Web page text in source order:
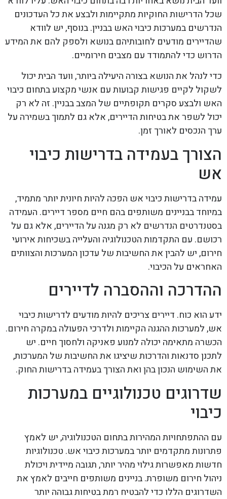
שכל הדרישות החוקיות מתקיימות ולבצע את כל העדכונים
הנדרשים במערכות כיבוי האש בבניין. בנוסף, יש לוודא
שהדיירים מודעים לחובותיהם בנושא ולספק להם את המידע
הדרוש כדי להתמודד עם מצבים חירומיים.
כדי לנהל את הנושא בצורה היעילה ביותר, וועד הבית יכול
לשקול לקיים פגישות קבועות עם אנשי מקצוע בתחום כיבוי
האש ולבצע סקרים תקופתיים של המצב בבניין. זה לא רק
יכול לשפר את בטיחות הדיירים, אלא גם לתמוך בשמירה על
ערך הנכסים לאורך זמן.
הצורך בעמידה בדרישות כיבוי
אש
עמידה בדרישות כיבוי אש הפכה להיות חיונית יותר מתמיד,
במיוחד בבניינים משותפים בהם חיים מספר דיירים. העמידה
בסטנדרטים הנדרשים לא רק מגנה על הדיירים, אלא גם על
רכושם. עם התקדמות הטכנולוגיה והעלייה בשכיחות אירועי
חירום, יש להבין את החשיבות של עדכון המערכות והצוותים
האחראים על הכיבוי.
ההדרכה וההסברה לדיירים
ידע הוא כוח. דיירים צריכים להיות מודעים לדרישות כיבוי
אש, למערכות ההגנה הקיימות ולדרכי הפעולה במקרה חירום.
הכשרה מתאימה יכולה למנוע פאניקה ולחסוך חיים. יש
לתכנן סדנאות והדרכות שיציגו את החשיבות של המערכות,
את השימוש הנכון בהן ואת הצורך בעמידה בדרישות החוק.
שדרוגים טכנולוגיים במערכות
כיבוי
עם ההתפתחויות המהירות בתחום הטכנולוגיה, יש לאמץ
פתרונות מתקדמים יותר במערכות כיבוי אש. טכנולוגיות
חדשות מאפשרות גילוי מהיר יותר, תגובה מיידית ויכולת
ניהול חירום משופרת. בניינים משותפים חייבים לאמץ את
השדרוגים הללו כדי להבטיח רמת בטיחות גבוהה יותר